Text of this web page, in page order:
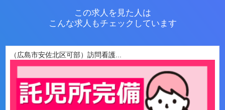
この求人を見た人は
こんな求人もチェックしています
（広島市安佐北区可部）訪問看護...